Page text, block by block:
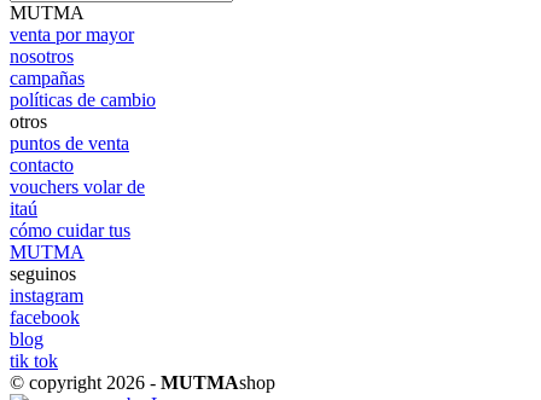
MUTMA
venta por mayor
nosotros
campañas
políticas de cambio
otros
puntos de venta
contacto
vouchers volar de
itaú
cómo cuidar tus
MUTMA
seguinos
instagram
facebook
blog
tik tok
© copyright 2026 - MUTMAshop